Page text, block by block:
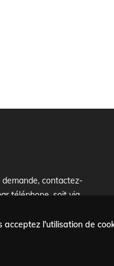
contactez-
téléphone, soit via
l'utilisation de